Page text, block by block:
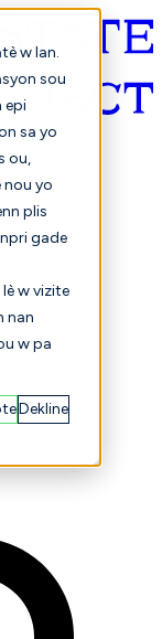
w lan.
sou
epi
sa yo
ou,
nou yo
plis
gade
w vizite
nan
w pa
Dekline